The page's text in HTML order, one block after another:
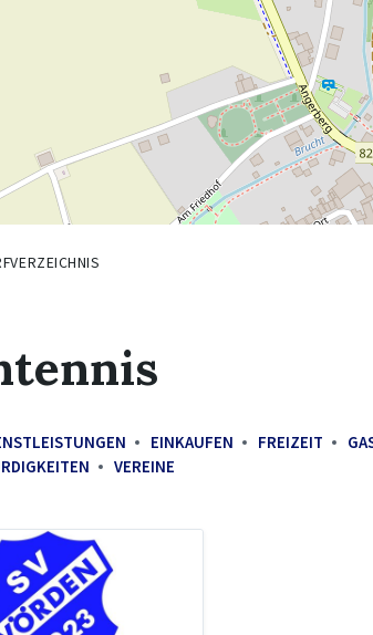
EINKAUFEN FREIZEIT
VEREINE